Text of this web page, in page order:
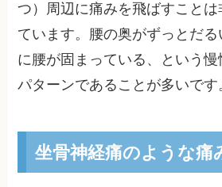
つ）周辺に痛みを飛ばすこと
ています。腰の奥がずっとだる
に腰が固まっている、という
パターンであることが多いです
坐骨神経痛のような痛